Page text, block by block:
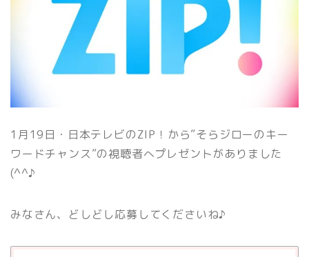
1月19日・日本テレビのZIP！から”そらジローのキー
ワードチャンス”の視聴者へプレゼントがありました
(^^♪
みなさん、どしどし応募してくださいね♪